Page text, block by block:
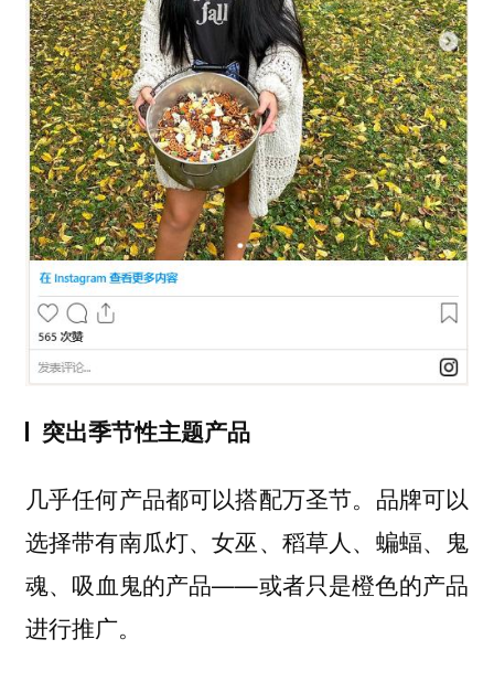
突出季节性主题产品
几乎任何产品都可以搭配万圣节。品牌可以
选择带有南瓜灯、女巫、稻草人、蝙蝠、鬼
魂、吸血鬼的产品——或者只是橙色的产品
进行推广。